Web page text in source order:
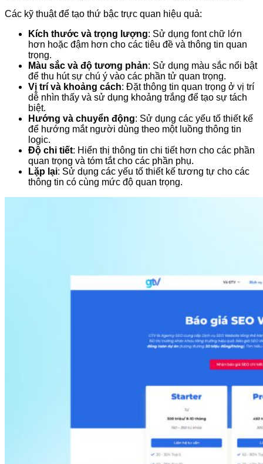
Các kỹ thuật để tạo thứ bậc trực quan hiệu quả:
Kích thước và trọng lượng: Sử dụng font chữ lớn
hơn hoặc đậm hơn cho các tiêu đề và thông tin quan
trọng.
Màu sắc và độ tương phản: Sử dụng màu sắc nổi bật
để thu hút sự chú ý vào các phần tử quan trọng.
Vị trí và khoảng cách: Đặt thông tin quan trọng ở vị trí
dễ nhìn thấy và sử dụng khoảng trắng để tạo sự tách
biệt.
Hướng và chuyển động: Sử dụng các yếu tố thiết kế
để hướng mắt người dùng theo một luồng thông tin
logic.
Độ chi tiết: Hiển thị thông tin chi tiết hơn cho các phần
quan trọng và tóm tắt cho các phần phụ.
Lặp lại: Sử dụng các yếu tố thiết kế tương tự cho các
thông tin có cùng mức độ quan trọng.